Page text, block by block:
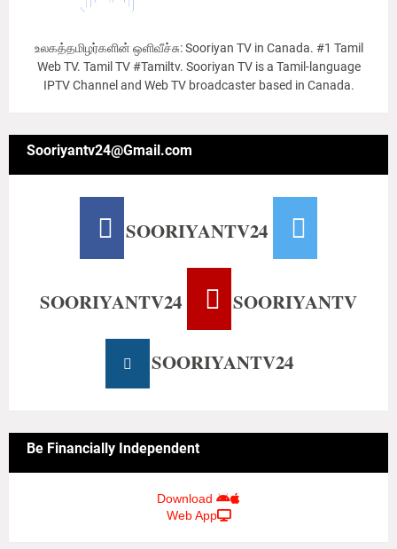
உலகத்தமிழர்களின் ஒளிவீச்சு: Sooriyan TV in Canada. #1 Tamil
Web TV. Tamil TV #Tamiltv. Sooriyan TV is a Tamil-language
IPTV Channel and Web TV broadcaster based in Canada.
Sooriyantv24@Gmail.com
SOORIYANTV24
SOORIYANTV24 SOORIYANTV
SOORIYANTV24
Be Financially Independent
Download
Web App